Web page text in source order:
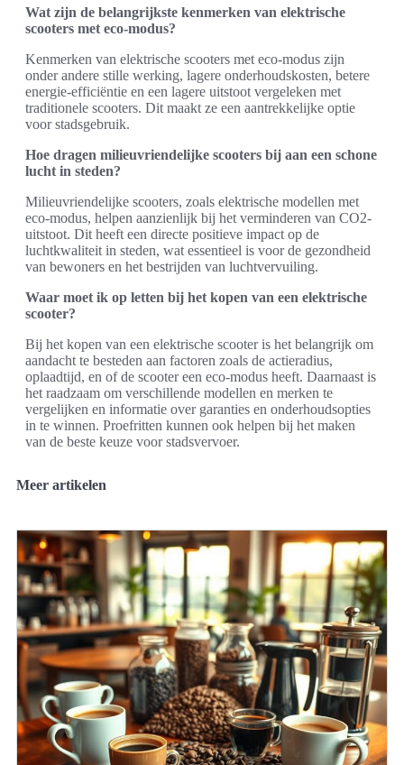
Wat zijn de belangrijkste kenmerken van elektrische
scooters met eco-modus?
Kenmerken van elektrische scooters met eco-modus zijn
onder andere stille werking, lagere onderhoudskosten, betere
energie-efficiëntie en een lagere uitstoot vergeleken met
traditionele scooters. Dit maakt ze een aantrekkelijke optie
voor stadsgebruik.
Hoe dragen milieuvriendelijke scooters bij aan een schone
lucht in steden?
Milieuvriendelijke scooters, zoals elektrische modellen met
eco-modus, helpen aanzienlijk bij het verminderen van CO2-
uitstoot. Dit heeft een directe positieve impact op de
luchtkwaliteit in steden, wat essentieel is voor de gezondheid
van bewoners en het bestrijden van luchtvervuiling.
Waar moet ik op letten bij het kopen van een elektrische
scooter?
Bij het kopen van een elektrische scooter is het belangrijk om
aandacht te besteden aan factoren zoals de actieradius,
oplaadtijd, en of de scooter een eco-modus heeft. Daarnaast is
het raadzaam om verschillende modellen en merken te
vergelijken en informatie over garanties en onderhoudsopties
in te winnen. Proefritten kunnen ook helpen bij het maken
van de beste keuze voor stadsvervoer.
Meer artikelen